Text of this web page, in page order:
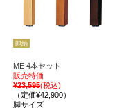
即納
ME 4本セット
販売特価
¥23,595(税込)
（定価¥42,900）
脚サイズ